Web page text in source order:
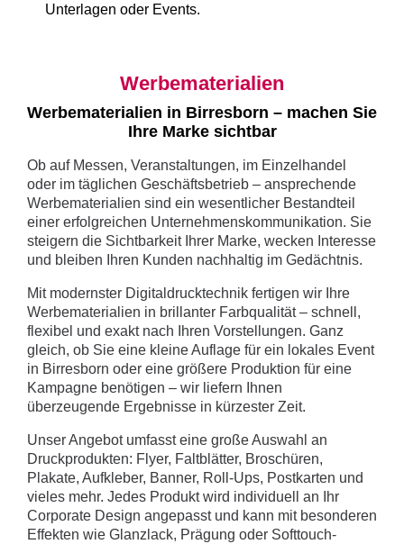
Unterlagen oder Events.
Werbematerialien
Werbematerialien in Birresborn – machen Sie
Ihre Marke sichtbar
Ob auf Messen, Veranstaltungen, im Einzelhandel
oder im täglichen Geschäftsbetrieb – ansprechende
Werbematerialien sind ein wesentlicher Bestandteil
einer erfolgreichen Unternehmenskommunikation. Sie
steigern die Sichtbarkeit Ihrer Marke, wecken Interesse
und bleiben Ihren Kunden nachhaltig im Gedächtnis.
Mit modernster Digitaldrucktechnik fertigen wir Ihre
Werbematerialien in brillanter Farbqualität – schnell,
flexibel und exakt nach Ihren Vorstellungen. Ganz
gleich, ob Sie eine kleine Auflage für ein lokales Event
in Birresborn oder eine größere Produktion für eine
Kampagne benötigen – wir liefern Ihnen
überzeugende Ergebnisse in kürzester Zeit.
Unser Angebot umfasst eine große Auswahl an
Druckprodukten: Flyer, Faltblätter, Broschüren,
Plakate, Aufkleber, Banner, Roll-Ups, Postkarten und
vieles mehr. Jedes Produkt wird individuell an Ihr
Corporate Design angepasst und kann mit besonderen
Effekten wie Glanzlack, Prägung oder Softtouch-